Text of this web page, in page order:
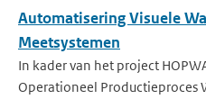
Automatisering Visuele
Meetsystemen
In kader van het project
Operationeel Productieproces